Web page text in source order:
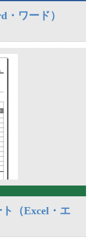
ワード）
（Excel・エ